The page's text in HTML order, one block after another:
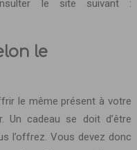
le site suivant :
le
le même présent à votre
Un cadeau se doit d’être
l’offrez. Vous devez donc